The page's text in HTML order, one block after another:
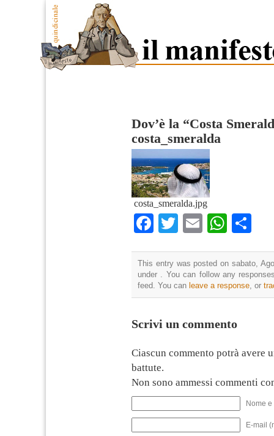
Dov’è la “Costa
costa_smeralda
costa_smeralda.jpg
Facebook
TwitterEmail
This entry was posted on sabato,
under . You can follow any
feed. You can leave a response, or
Scrivi un commento
Ciascun commento potrà avere
battute.
Non sono ammessi commenti
Nome
E-mail